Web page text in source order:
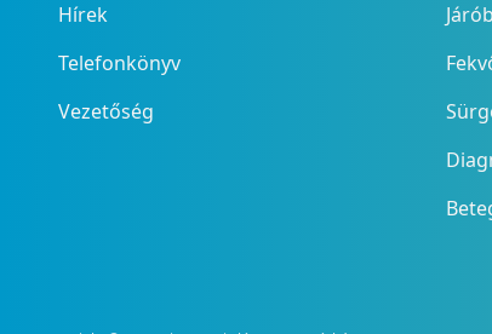
Hírek
Telefonkönyv
Vezetőség